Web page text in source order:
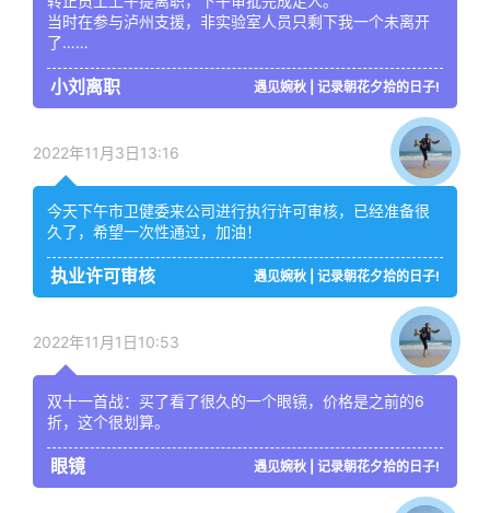
当时在参与泸州支援，非实验室人员只剩下我一个未离开
了……
小刘离职 遇见婉秋 | 记录朝花夕拾的日子!
2022年11月3日13:16
今天下午市卫健委来公司进行执行许可审核，已经准备很
久了，希望一次性通过，加油！
执业许可审核 遇见婉秋 | 记录朝花夕拾的日子!
2022年11月1日10:53
双十一首战：买了看了很久的一个眼镜，价格是之前的6
折，这个很划算。
眼镜 遇见婉秋 | 记录朝花夕拾的日子!